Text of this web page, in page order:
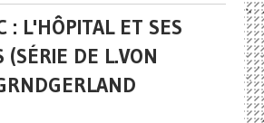
: L'HÔPITAL ET SES
(SÉRIE DE L.VON